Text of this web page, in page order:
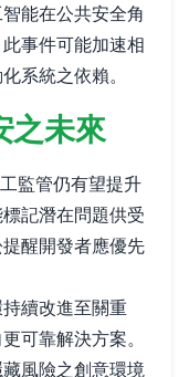
能在公共安全角
事件可能加速相
系統之依賴。
之未來
監管仍有望提升
記潛在問題供受
醒開發者應優先
續改進至關重
可靠解決方案。
風險之創意環境